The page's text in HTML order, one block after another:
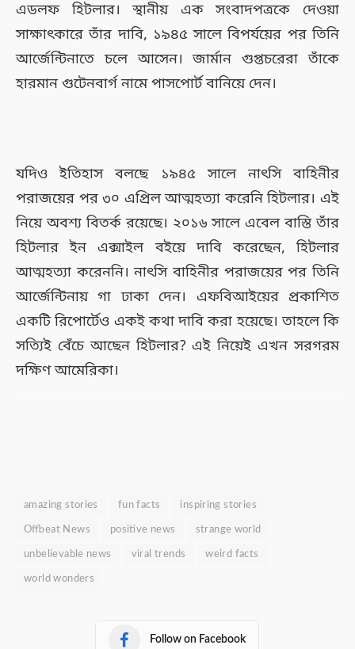
এডলফ হিটলার। স্থানীয় এক সংবাদপত্রকে দেওয়া
সাক্ষাৎকারে তাঁর দাবি, ১৯৪৫ সালে বিপর্যয়ের পর তিনি
আর্জেন্টিনাতে চলে আসেন। জার্মান গুপ্তচরেরা তাঁকে
হারমান গুটেনবার্গ নামে পাসপোর্ট বানিয়ে দেন।
যদিও ইতিহাস বলছে ১৯৪৫ সালে নাৎসি বাহিনীর
পরাজয়ের পর ৩০ এপ্রিল আত্মহত্যা করেনি হিটলার। এই
নিয়ে অবশ্য বিতর্ক রয়েছে। ২০১৬ সালে এবেল বাস্তি তাঁর
হিটলার ইন এক্সাইল বইয়ে দাবি করেছেন, হিটলার
আত্মহত্যা করেননি। নাৎসি বাহিনীর পরাজয়ের পর তিনি
আর্জেন্টিনায় গা ঢাকা দেন। এফবিআইয়ের প্রকাশিত
একটি রিপোর্টেও একই কথা দাবি করা হয়েছে। তাহলে কি
সত্যিই বেঁচে আছেন হিটলার? এই নিয়েই এখন সরগরম
দক্ষিণ আমেরিকা।
amazing stories fun facts inspiring stories
Offbeat News positive news strange world
unbelievable news viral trends weird facts
world wonders
Follow on Facebook